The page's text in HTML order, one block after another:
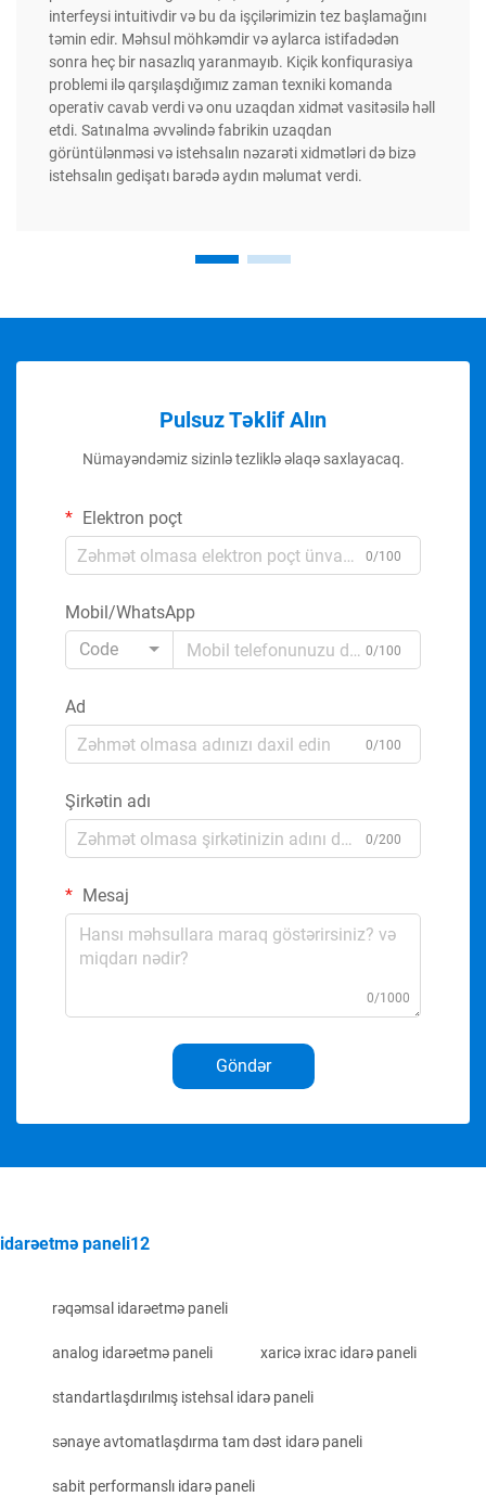
interfeysi intuitivdir və bu da işçilərimizin tez başlamağını
təmin edir. Məhsul möhkəmdir və aylarca istifadədən
sonra heç bir nasazlıq yaranmayıb. Kiçik konfiqurasiya
problemi ilə qarşılaşdığımız zaman texniki komanda
operativ cavab verdi və onu uzaqdan xidmət vasitəsilə həll
etdi. Satınalma əvvəlində fabrikin uzaqdan
görüntülənməsi və istehsalın nəzarəti xidmətləri də bizə
istehsalın gedişatı barədə aydın məlumat verdi.
Pulsuz Təklif Alın
Nümayəndəmiz sizinlə tezliklə əlaqə saxlayacaq.
Elektron poçt
0/100
Mobil/WhatsApp
Code
0/100
Ad
0/100
Şirkətin adı
0/200
Mesaj
0/1000
Göndər
idarəetmə paneli12
rəqəmsal idarəetmə paneli
analog idarəetmə paneli xaricə ixrac idarə paneli
standartlaşdırılmış istehsal idarə paneli
sənaye avtomatlaşdırma tam dəst idarə paneli
sabit performanslı idarə paneli